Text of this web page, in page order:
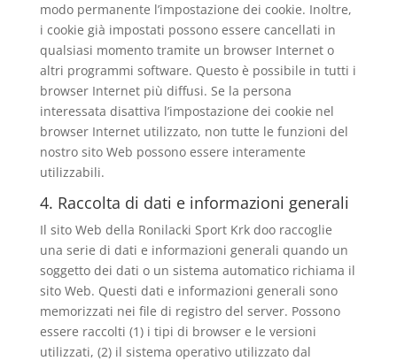
modo permanente l’impostazione dei cookie. Inoltre,
i cookie già impostati possono essere cancellati in
qualsiasi momento tramite un browser Internet o
altri programmi software. Questo è possibile in tutti i
browser Internet più diffusi. Se la persona
interessata disattiva l’impostazione dei cookie nel
browser Internet utilizzato, non tutte le funzioni del
nostro sito Web possono essere interamente
utilizzabili.
4. Raccolta di dati e informazioni generali
Il sito Web della Ronilacki Sport Krk doo raccoglie
una serie di dati e informazioni generali quando un
soggetto dei dati o un sistema automatico richiama il
sito Web. Questi dati e informazioni generali sono
memorizzati nei file di registro del server. Possono
essere raccolti (1) i tipi di browser e le versioni
utilizzati, (2) il sistema operativo utilizzato dal